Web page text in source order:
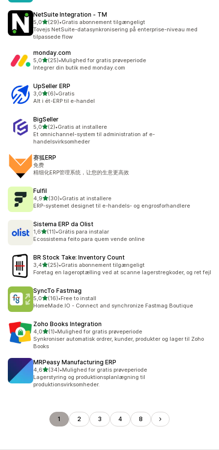
NetSuite Integration ‑ TM
5,0ud af 5 stjerner
(29)
29 anmeldelser i alt
•Gratis abonnement tilgængeligt
Tovejs NetSuite-datasynkronisering på enterprise-niveau med
tilpassede flow
monday.com
5,0ud af 5 stjerner
(25)
25 anmeldelser i alt
•Mulighed for gratis prøveperiode
Integrer din butik med monday.com
UpSeller ERP
3,0ud af 5 stjerner
(6)
6 anmeldelser i alt
•Gratis
Alt i ét-ERP til e-handel
BigSeller
5,0ud af 5 stjerner
(2)
2 anmeldelser i alt
•Gratis at installere
Et omnichannel-system til administration af e-
handelsvirksomheder
赛狐ERP
免费
精细化ERP管理系统，让您的生意更高效
Fulfil
4,9ud af 5 stjerner
(30)
30 anmeldelser i alt
•Gratis at installere
ERP-systemet designet til e-handels- og engrosforhandlere
Sistema ERP da Olist
1,6ud af 5 stjerner
(11)
11 anmeldelser i alt
•Grátis para instalar
Ecossistema feito para quem vende online
BR Stock Take: Inventory Count
3,4ud af 5 stjerner
(25)
25 anmeldelser i alt
•Gratis abonnement tilgængeligt
Foretag en lageroptælling ved at scanne lagerstregkoder, og ret fejl
SyncTo Fastmag
5,0ud af 5 stjerner
(16)
16 anmeldelser i alt
•Free to install
HomeMade.IO - Connect and synchronize Fastmag Boutique
Zoho Books Integration
4,0ud af 5 stjerner
(1)
1 anmeldelser i alt
•Mulighed for gratis prøveperiode
Synkroniser automatisk ordrer, kunder, produkter og lager til Zoho
Books
MRPeasy Manufacturing ERP
4,6ud af 5 stjerner
(34)
34 anmeldelser i alt
•Mulighed for gratis prøveperiode
Lagerstyring og produktionsplanlægning til
produktionsvirksomheder.
1 2 3 4 8